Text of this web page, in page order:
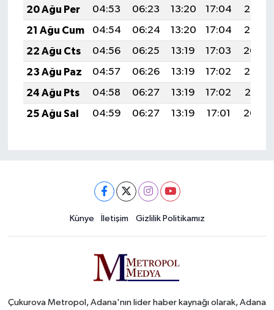
20 Ağu Per
04:53 06:23 13:20 17:04
20:07
21 Ağu Cum
04:54 06:24 13:20 17:04
20:06
22 Ağu Cts
04:56 06:25 13:19 17:03
20:04
23 Ağu Paz
04:57 06:26 13:19 17:02
20:03
24 Ağu Pts
04:58 06:27 13:19 17:02
20:01
25 Ağu Sal
04:59 06:27 13:19 17:01 20:00
Künye İletişim Gizlilik Politikamız
Çukurova Metropol, Adana'nın lider haber kaynağı olarak, Adana